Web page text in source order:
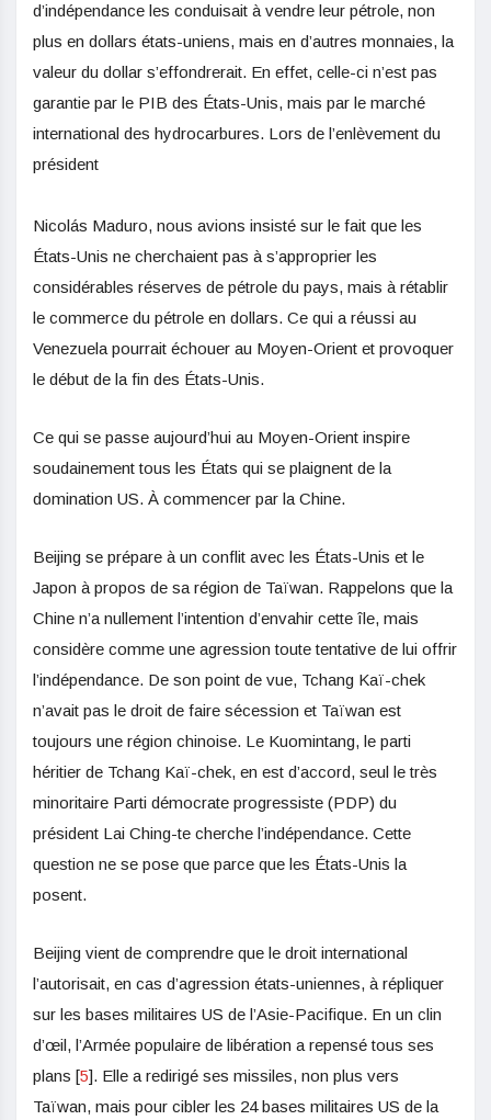
d’indépendance les conduisait à vendre leur pétrole, non
plus en dollars états-uniens, mais en d’autres monnaies, la
valeur du dollar s’effondrerait. En effet, celle-ci n’est pas
garantie par le PIB des États-Unis, mais par le marché
international des hydrocarbures. Lors de l’enlèvement du
président
Nicolás Maduro, nous avions insisté sur le fait que les
États-Unis ne cherchaient pas à s’approprier les
considérables réserves de pétrole du pays, mais à rétablir
le commerce du pétrole en dollars. Ce qui a réussi au
Venezuela pourrait échouer au Moyen-Orient et provoquer
le début de la fin des États-Unis.
Ce qui se passe aujourd’hui au Moyen-Orient inspire
soudainement tous les États qui se plaignent de la
domination US. À commencer par la Chine.
Beijing se prépare à un conflit avec les États-Unis et le
Japon à propos de sa région de Taïwan. Rappelons que la
Chine n’a nullement l’intention d’envahir cette île, mais
considère comme une agression toute tentative de lui offrir
l’indépendance. De son point de vue, Tchang Kaï-chek
n’avait pas le droit de faire sécession et Taïwan est
toujours une région chinoise. Le Kuomintang, le parti
héritier de Tchang Kaï-chek, en est d’accord, seul le très
minoritaire Parti démocrate progressiste (PDP) du
président Lai Ching-te cherche l’indépendance. Cette
question ne se pose que parce que les États-Unis la
posent.
Beijing vient de comprendre que le droit international
l’autorisait, en cas d’agression états-uniennes, à répliquer
sur les bases militaires US de l’Asie-Pacifique. En un clin
d’œil, l’Armée populaire de libération a repensé tous ses
plans [5]. Elle a redirigé ses missiles, non plus vers
Taïwan, mais pour cibler les 24 bases militaires US de la